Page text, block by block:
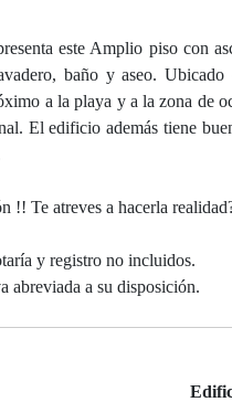
este Amplio piso con
baño y aseo.
a la playa y a la zona de
El edificio además tiene
!! Te atreves a hacerla
y registro no incluidos.
abreviada a su disposición.